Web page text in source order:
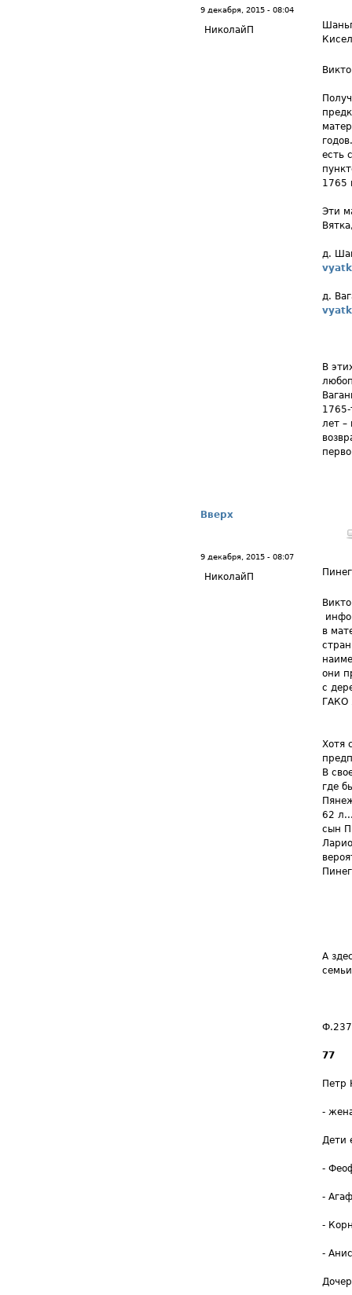
9 декабря, 2015 - 08:04
НиколайП
есть
1765
Эти
д.
д.
В
лет –
Вверх
9 декабря, 2015 - 08:07
НиколайП
в
они
с
ГАКО
Хотя
В
где
62
сын
А
77
Петр
-
Дети
-
-
-
-